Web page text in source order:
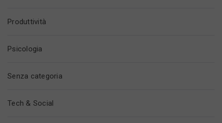
Produttività
Psicologia
Senza categoria
Tech & Social